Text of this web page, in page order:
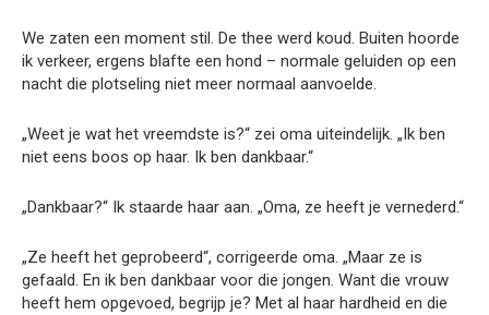
We zaten een moment stil. De thee werd koud. Buiten hoorde
ik verkeer, ergens blafte een hond – normale geluiden op een
nacht die plotseling niet meer normaal aanvoelde.
„Weet je wat het vreemdste is?“ zei oma uiteindelijk. „Ik ben
niet eens boos op haar. Ik ben dankbaar.“
„Dankbaar?“ Ik staarde haar aan. „Oma, ze heeft je vernederd.“
„Ze heeft het geprobeerd“, corrigeerde oma. „Maar ze is
gefaald. En ik ben dankbaar voor die jongen. Want die vrouw
heeft hem opgevoed, begrijp je? Met al haar hardheid en die